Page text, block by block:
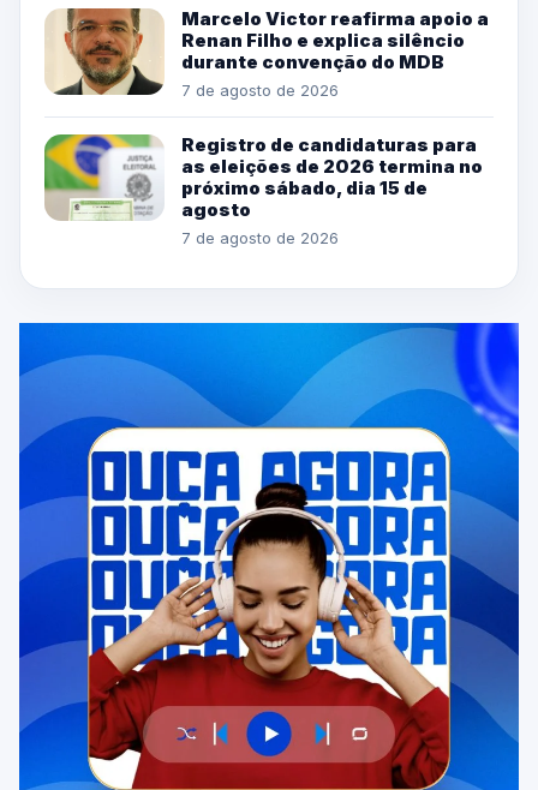
Marcelo Victor reafirma apoio a
Renan Filho e explica silêncio
durante convenção do MDB
7 de agosto de 2026
Registro de candidaturas para
as eleições de 2026 termina no
próximo sábado, dia 15 de
agosto
7 de agosto de 2026